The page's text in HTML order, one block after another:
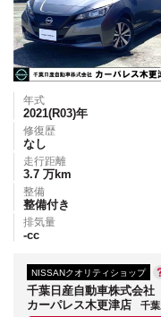
年式
2021(R03)年
修復歴
なし
走行距離
3.7 万km
整備
整備付き
排気量
-cc
NISSANクオリティショップ
千葉日産自動車株式会社
カーパレス木更津店
千